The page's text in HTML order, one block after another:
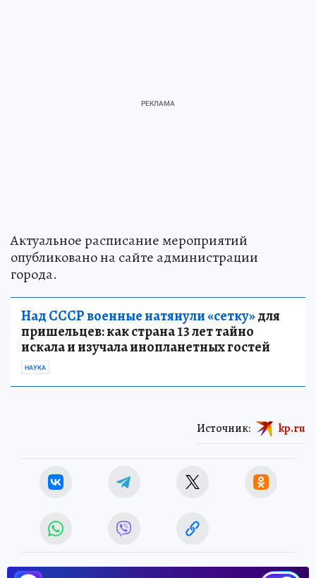
Актуальное расписание мероприятий
опубликовано на сайте администрации
города.
Над СССР военные натянули «сетку»для
пришельцев: как страна 13 лет тайно
искала и изучала инопланетных гостей
НАУКА
Источник: kp.ru